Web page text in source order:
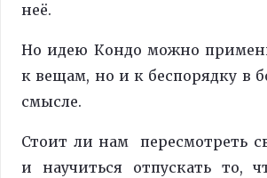
неё.
Но идею Кондо можно
к вещам, но и к беспорядку в
смысле.
Стоит ли нам пересмотреть
и научиться отпускать то,